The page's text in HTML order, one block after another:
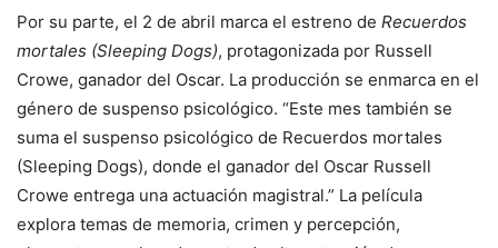
Por su parte, el 2 de abril marca el estreno de Recuerdos
mortales (Sleeping Dogs), protagonizada por Russell
Crowe, ganador del Oscar. La producción se enmarca en el
género de suspenso psicológico. “Este mes también se
suma el suspenso psicológico de Recuerdos mortales
(Sleeping Dogs), donde el ganador del Oscar Russell
Crowe entrega una actuación magistral.” La película
explora temas de memoria, crimen y percepción,